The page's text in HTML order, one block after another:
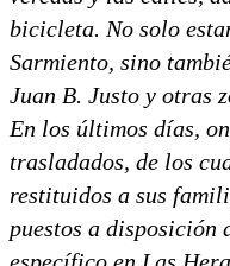
bicicleta. No solo
Sarmiento, sino
Juan B. Justo y otras
En los últimos días,
trasladados, de los
restituidos a sus
puestos a
específico en Las